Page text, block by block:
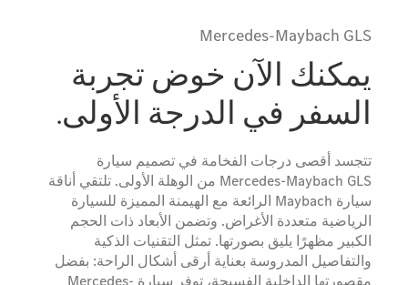
Mercedes-Maybach GLS
يمكنك الآن خوض تجربة
السفر في الدرجة الأولى.
تتجسد أقصى درجات الفخامة في تصميم سيارة
Mercedes-Maybach GLS من الوهلة الأولى. تلتقي أناقة
سيارة Maybach الرائعة مع الهيمنة المميزة للسيارة
الرياضية متعددة الأغراض. وتضمن الأبعاد ذات الحجم
الكبير مظهرًا يليق بصورتها. تمثل التقنيات الذكية
والتفاصيل المدروسة بعناية أرقى أشكال الراحة: بفضل
مقصورتها الداخلية الفسيحة، توفر سيارة Mercedes-